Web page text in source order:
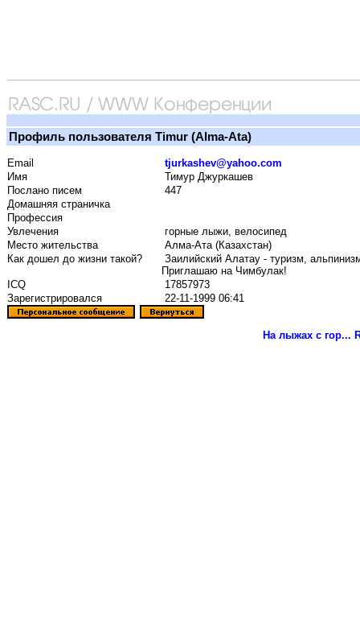
Профиль пользователя Timur (Alma-Ata)
Email
tjurkashev@yahoo.com
Имя
Тимур Джуркашев
Послано писем
447
Домашняя страничка
Профессия
Увлечения
горные лыжи, велосипед
Место жительства
Алма-Ата (Казахстан)
Как дошел до жизни такой?
Заилийский Алатау - туризм,
Приглашаю на Чимбулак!
ICQ
17857973
Зарегистрировался
22-11-1999 06:41
На лыжах с гор...